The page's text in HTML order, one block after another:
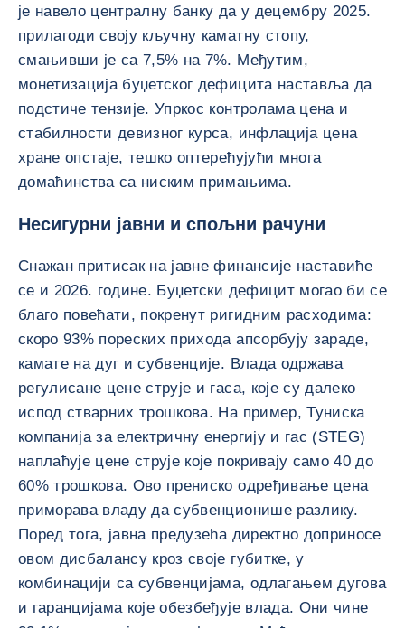
је навело централну банку да у децембру 2025.
прилагоди своју кључну каматну стопу,
смањивши је са 7,5% на 7%. Међутим,
монетизација буџетског дефицита наставља да
подстиче тензије. Упркос контролама цена и
стабилности девизног курса, инфлација цена
хране опстаје, тешко оптерећујући многа
домаћинства са ниским примањима.
Несигурни јавни и спољни рачуни
Снажан притисак на јавне финансије наставиће
се и 2026. године. Буџетски дефицит могао би се
благо повећати, покренут ригидним расходима:
скоро 93% пореских прихода апсорбују зараде,
камате на дуг и субвенције. Влада одржава
регулисане цене струје и гаса, које су далеко
испод стварних трошкова. На пример, Туниска
компанија за електричну енергију и гас (STEG)
наплаћује цене струје које покривају само 40 до
60% трошкова. Ово прениско одређивање цена
приморава владу да субвенционише разлику.
Поред тога, јавна предузећа директно доприносе
овом дисбалансу кроз своје губитке, у
комбинацији са субвенцијама, одлагањем дугова
и гаранцијама које обезбеђује влада. Они чине